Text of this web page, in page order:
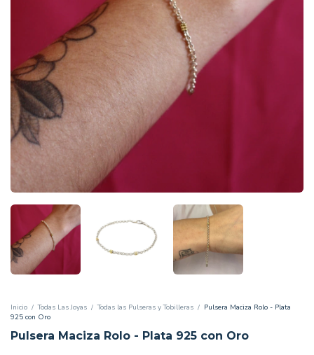
Inicio / Todas Las Joyas / Todas las Pulseras y Tobilleras / Pulsera Maciza Rolo - Plata
925 con Oro
Pulsera Maciza Rolo - Plata 925 con Oro